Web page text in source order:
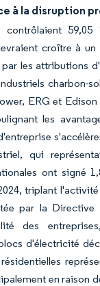
à la disruption
contrôlaient
croître à
les attributions
charbon-
ERG et
les
qui
ont signé
triplant
par la Directive
des
d'électricité
en raison